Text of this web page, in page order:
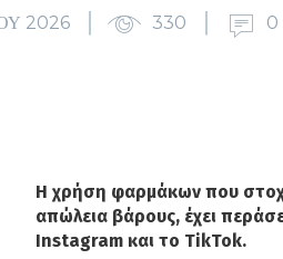
2026 330 0
Η χρήση φαρμάκων που
απώλεια βάρους, έχει
Instagram και το TikTok.